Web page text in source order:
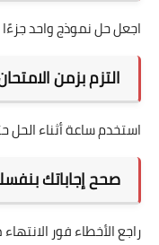
اجعل حل نموذج واحد
التزم بزمن
استخدم ساعة أثناء
صحح إجاباتك
راجع الأخطاء فور